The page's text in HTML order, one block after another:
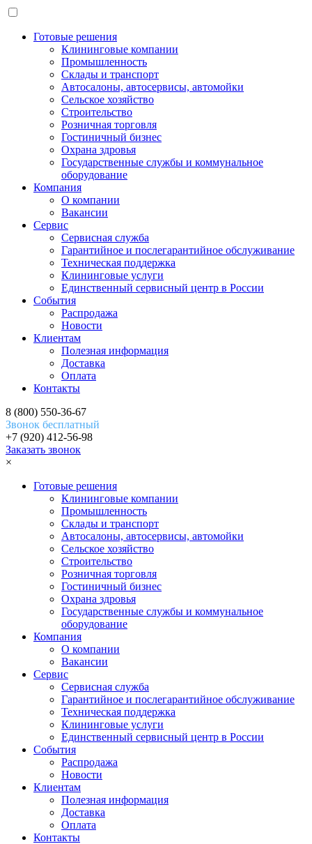
Готовые решения
Клининговые компании
Промышленность
Склады и транспорт
Автосалоны, автосервисы, автомойки
Сельское хозяйство
Строительство
Розничная торговля
Гостиничный бизнес
Охрана здровья
Государственные службы и коммунальное
оборудование
Компания
О компании
Вакансии
Сервис
Сервисная служба
Гарантийное и послегарантийное обслуживание
Техническая поддержка
Клининговые услуги
Единственный сервисный центр в России
События
Распродажа
Новости
Клиентам
Полезная информация
Доставка
Оплата
Контакты
8 (800) 550-36-67
Звонок бесплатный
+7 (920) 412-56-98
Заказать звонок
×
Готовые решения
Клининговые компании
Промышленность
Склады и транспорт
Автосалоны, автосервисы, автомойки
Сельское хозяйство
Строительство
Розничная торговля
Гостиничный бизнес
Охрана здровья
Государственные службы и коммунальное
оборудование
Компания
О компании
Вакансии
Сервис
Сервисная служба
Гарантийное и послегарантийное обслуживание
Техническая поддержка
Клининговые услуги
Единственный сервисный центр в России
События
Распродажа
Новости
Клиентам
Полезная информация
Доставка
Оплата
Контакты